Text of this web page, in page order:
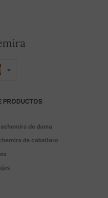
PRODUCTOS
de dama
de caballero